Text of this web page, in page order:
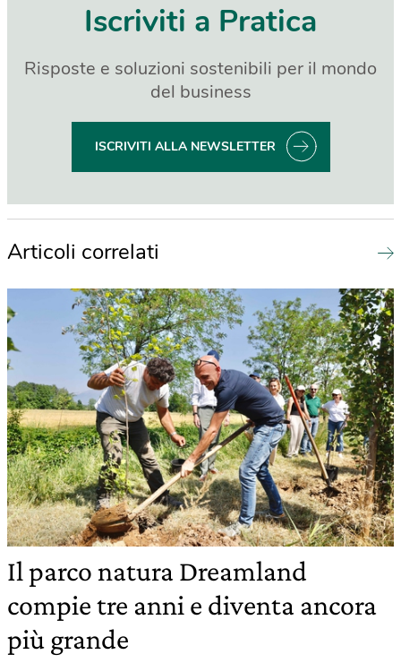
Iscriviti a Pratica
Risposte e soluzioni sostenibili per il mondo
del business
ISCRIVITI ALLA NEWSLETTER
Articoli correlati
Il parco natura Dreamland
compie tre anni e diventa ancora
più grande